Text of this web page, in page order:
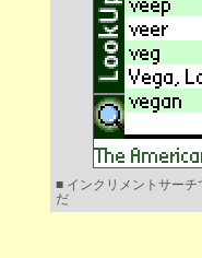
■ インクリメントサー
だ